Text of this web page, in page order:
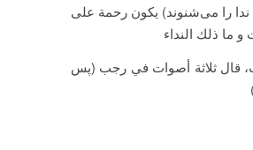
ندا را می‌شنوند) يكون رحمة على
ما ذلك النداء
قال ثلاثة أصوات في رجب‏ (پس